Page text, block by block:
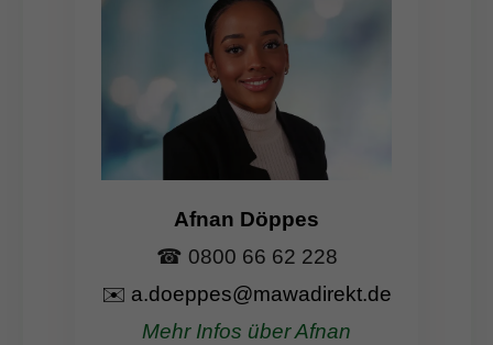
Afnan Döppes
☎ 0800 66 62 228
✉️ a.doeppes@mawadirekt.de
Mehr Infos über Afnan